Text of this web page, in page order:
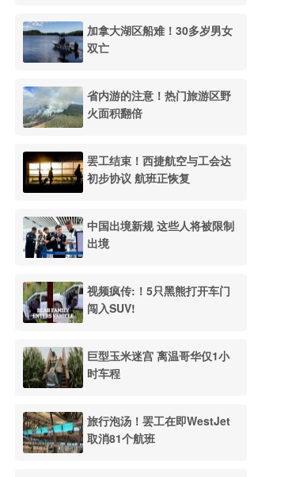
加拿大湖区船难！30多岁男女
双亡
省内游的注意！热门旅游区野
火面积翻倍
罢工结束！西捷航空与工会达
初步协议 航班正恢复
中国出境新规 这些人将被限制
出境
视频疯传:！5只黑熊打开车门
闯入SUV!
巨型玉米迷宫 离温哥华仅1小
时车程
旅行泡汤！罢工在即WestJet
取消81个航班